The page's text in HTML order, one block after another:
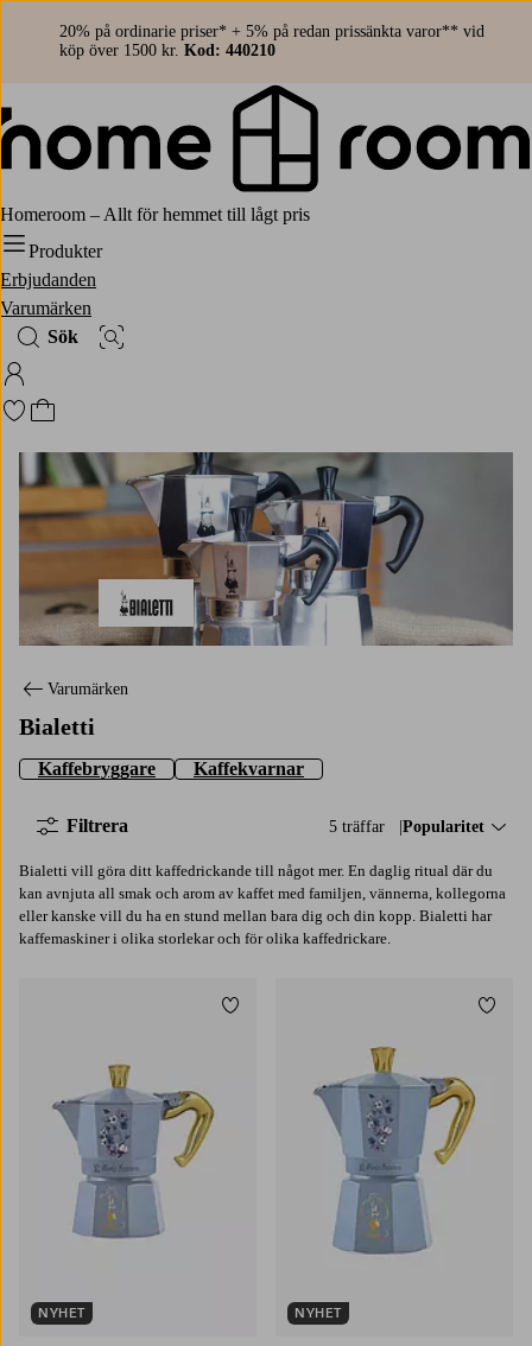
20% på ordinarie priser* + 5% på redan prissänkta varor** vid
köp över 1500 kr. Kod: 440210
Homeroom – Allt för hemmet till lågt pris
Produkter
Erbjudanden
Varumärken
Sök
Bildsök
Logga in på Homeroom
Gå till favoritmarkerade produkter
Gå till kundvagnen
Bialetti
Varumärken
Bialetti
Kaffebryggare Kaffekvarnar
5 träffar Sortera på:
Popularitet
Filtrera
Bialetti vill göra ditt kaffedrickande till något mer. En daglig ritual där du
kan avnjuta all smak och arom av kaffet med familjen, vännerna, kollegorna
eller kanske vill du ha en stund mellan bara dig och din kopp. Bialetti har
kaffemaskiner i olika storlekar och för olika kaffedrickare.
NYHET
Lägg till i favoriter
NYHET